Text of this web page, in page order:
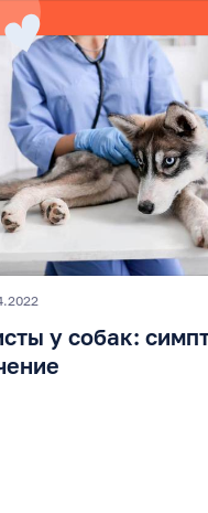
у собак: